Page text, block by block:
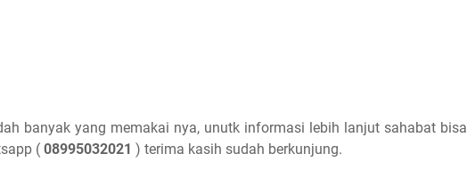
banyak yang memakai nya, unutk informasi lebih lanjut sahabat bisa
( 08995032021 ) terima kasih sudah berkunjung.